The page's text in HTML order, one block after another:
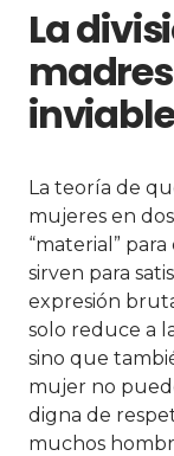
La
La teoría de
mujeres en
“material”
sirven para
expresión
solo reduce a
sino que
mujer no
digna de
muchos